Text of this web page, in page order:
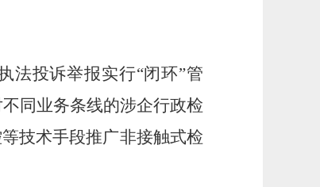
法投诉举报实行“闭环”管
同业务条线的涉企行政检
技术手段推广非接触式检